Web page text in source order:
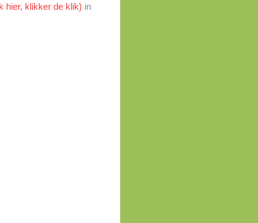
hier, klikker de klik) in